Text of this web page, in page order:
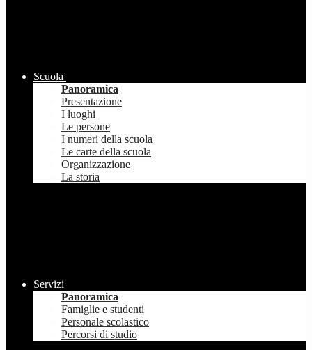
Scuola
Panoramica
Presentazione
I luoghi
Le persone
I numeri della scuola
Le carte della scuola
Organizzazione
La storia
Servizi
Panoramica
Famiglie e studenti
Personale scolastico
Percorsi di studio